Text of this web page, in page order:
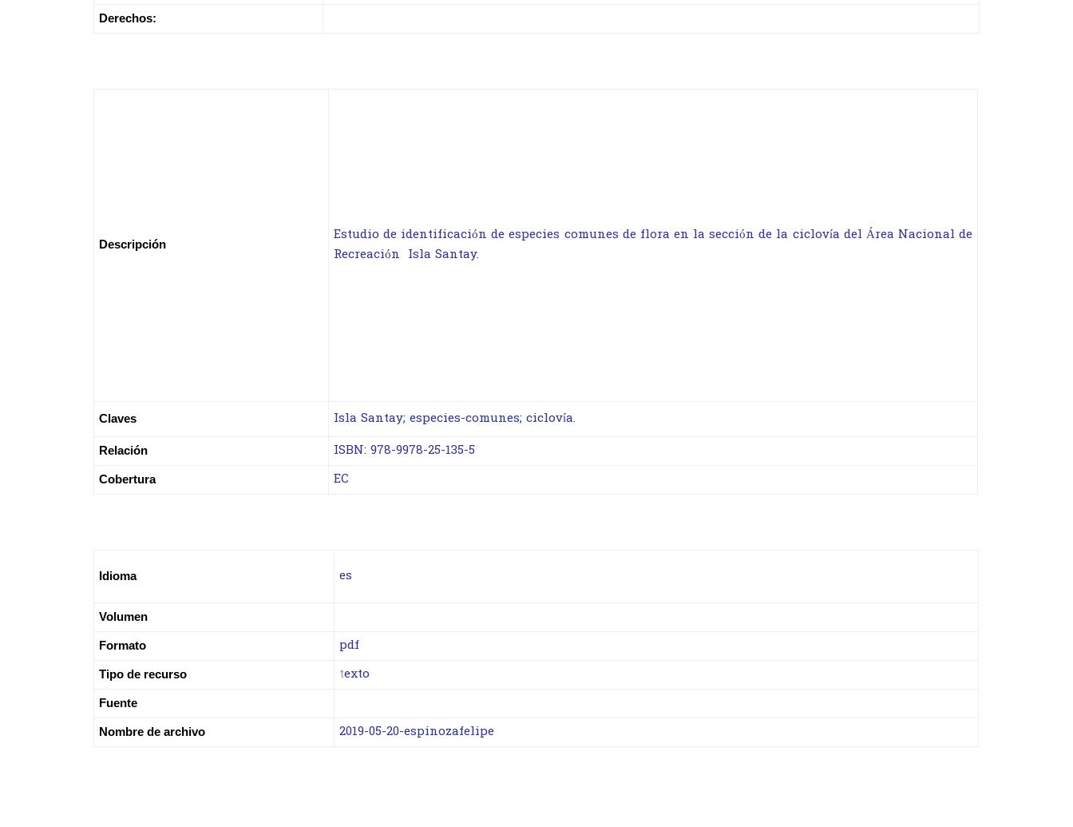
Derechos:
Descripción
Estudio de identificación de especies comunes de flora en la sección de la ciclovía del Área Nacional de
Recreación Isla Santay.
Claves Isla Santay; especies-comunes; ciclovía.
Relación ISBN: 978-9978-25-135-5
Cobertura EC
Idioma es
Volumen
Formato pdf
Tipo de recurso texto
Fuente
Nombre de archivo 2019-05-20-espinozafelipe